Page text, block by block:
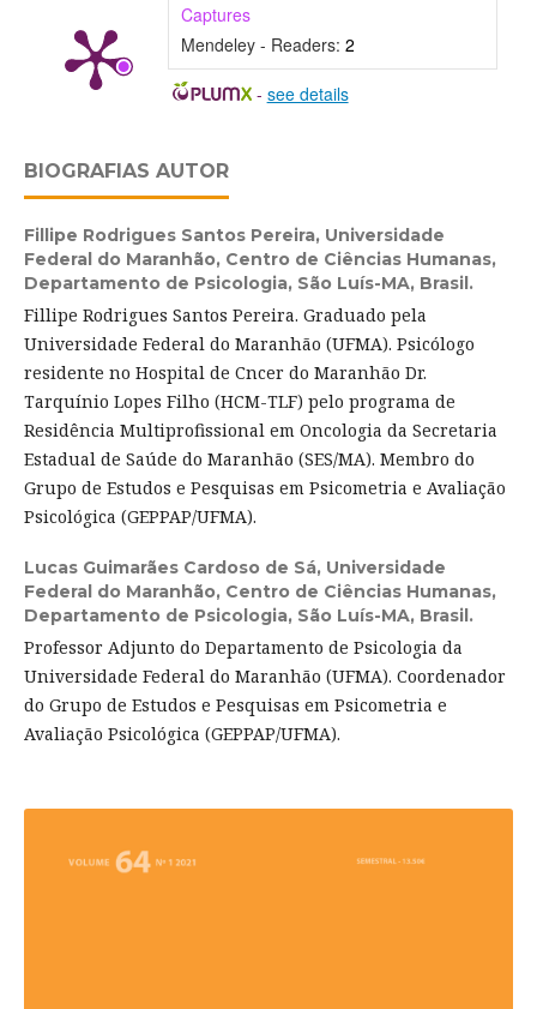
Captures
Mendeley - Readers: 2
- see details
BIOGRAFIAS AUTOR
Fillipe Rodrigues Santos Pereira, Universidade
Federal do Maranhão, Centro de Ciências Humanas,
Departamento de Psicologia, São Luís-MA, Brasil.
Fillipe Rodrigues Santos Pereira. Graduado pela
Universidade Federal do Maranhão (UFMA). Psicólogo
residente no Hospital de Cncer do Maranhão Dr.
Tarquínio Lopes Filho (HCM-TLF) pelo programa de
Residência Multiprofissional em Oncologia da Secretaria
Estadual de Saúde do Maranhão (SES/MA). Membro do
Grupo de Estudos e Pesquisas em Psicometria e Avaliação
Psicológica (GEPPAP/UFMA).
Lucas Guimarães Cardoso de Sá, Universidade
Federal do Maranhão, Centro de Ciências Humanas,
Departamento de Psicologia, São Luís-MA, Brasil.
Professor Adjunto do Departamento de Psicologia da
Universidade Federal do Maranhão (UFMA). Coordenador
do Grupo de Estudos e Pesquisas em Psicometria e
Avaliação Psicológica (GEPPAP/UFMA).